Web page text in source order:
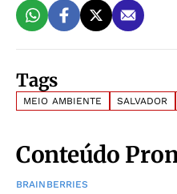
Tags
MEIO AMBIENTE SALVADOR